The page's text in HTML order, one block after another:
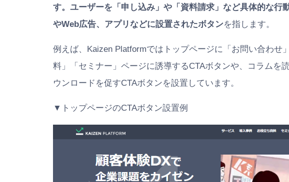
す。ユーザーを「申し込み」や「資料請求」など具体的な行
やWeb広告、アプリなどに設置されたボタンを指します。
例えば、Kaizen Platformではトップページに「お問い合わせ
料」「セミナー」ページに誘導するCTAボタンや、コラムを
ウンロードを促すCTAボタンを設置しています。
▼トップページのCTAボタン設置例